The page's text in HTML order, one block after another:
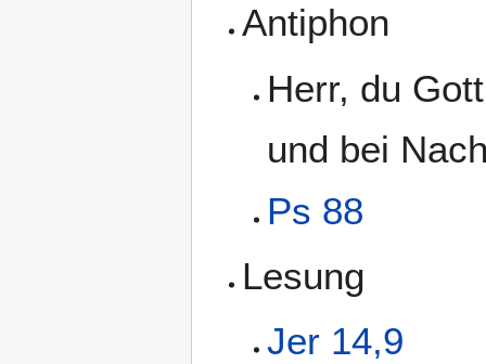
Antiphon
Herr, du
und bei
Ps 88
Lesung
Jer 14,9